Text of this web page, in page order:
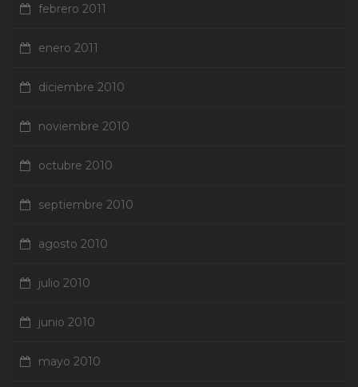
febrero 2011
enero 2011
diciembre 2010
noviembre 2010
octubre 2010
septiembre 2010
agosto 2010
julio 2010
junio 2010
mayo 2010